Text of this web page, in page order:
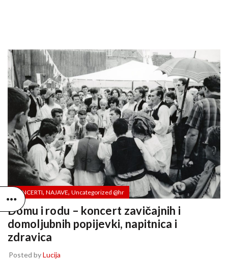
KONCERTI, NAJAVE, Uncategorized @hr
Domu i rodu – koncert zavičajnih i
domoljubnih popijevki, napitnica i
zdravica
Posted byLucija